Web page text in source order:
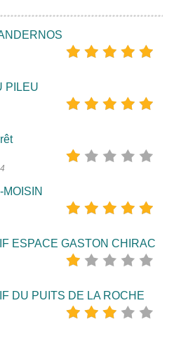
PILEU
ESPACE GASTON CHIRAC
DU PUITS DE LA ROCHE